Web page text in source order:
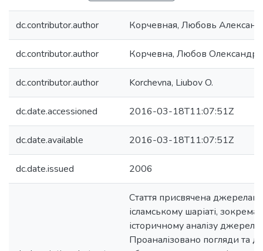
dc.contributor.author Корчевная, Любовь
dc.contributor.author Корчевна, Любов
dc.contributor.author Korchevna, Liubov O.
dc.date.accessioned 2016-03-18T11:07:51Z
dc.date.available 2016-03-18T11:07:51Z
dc.date.issued 2006
Стаття присвячена джерелам
ісламському шаріаті,
історичному аналізу джерел
Проаналізовано погляди та